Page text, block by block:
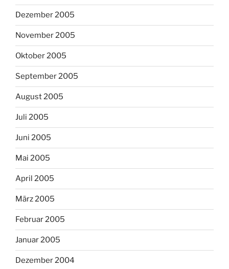
Dezember 2005
November 2005
Oktober 2005
September 2005
August 2005
Juli 2005
Juni 2005
Mai 2005
April 2005
März 2005
Februar 2005
Januar 2005
Dezember 2004